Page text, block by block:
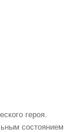
героя.
состоянием